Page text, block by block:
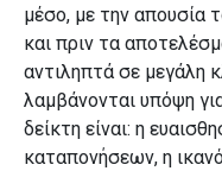
μέσο, με την απουσία
και πριν τα
αντιληπτά σε μεγάλη
λαμβάνονται υπόψη
δείκτη είναι: η
καταπονήσεων, η